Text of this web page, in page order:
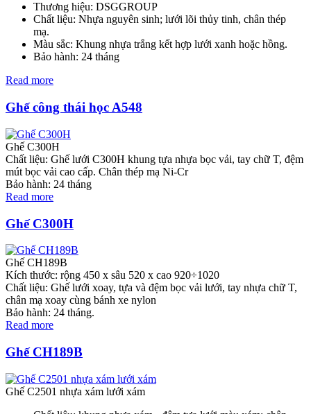
Thương hiệu: DSGGROUP
Chất liệu: Nhựa nguyên sinh; lưới lõi thủy tinh, chân thép
mạ.
Màu sắc: Khung nhựa trắng kết hợp lưới xanh hoặc hồng.
Bảo hành: 24 tháng
Read more
Ghế công thái học A548
Ghế C300H
Chất liệu: Ghế lưới C300H khung tựa nhựa bọc vải, tay chữ T, đệm
mút bọc vải cao cấp. Chân thép mạ Ni-Cr
Bảo hành: 24 tháng
Read more
Ghế C300H
Ghế CH189B
Kích thước: rộng 450 x sâu 520 x cao 920÷1020
Chất liệu: Ghế lưới xoay, tựa và đệm bọc vải lưới, tay nhựa chữ T,
chân mạ xoay cùng bánh xe nylon
Bảo hành: 24 tháng.
Read more
Ghế CH189B
Ghế C2501 nhựa xám lưới xám